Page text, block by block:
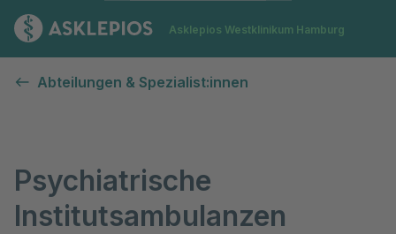
Zur Startseite
Asklepios Westklinikum Hamburg
Abteilungen & Spezialist:innen
Psychiatrische
Institutsambulanzen